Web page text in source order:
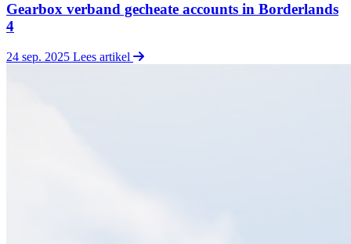
Gearbox verband gecheate accounts in Borderlands
4
24 sep. 2025 Lees artikel